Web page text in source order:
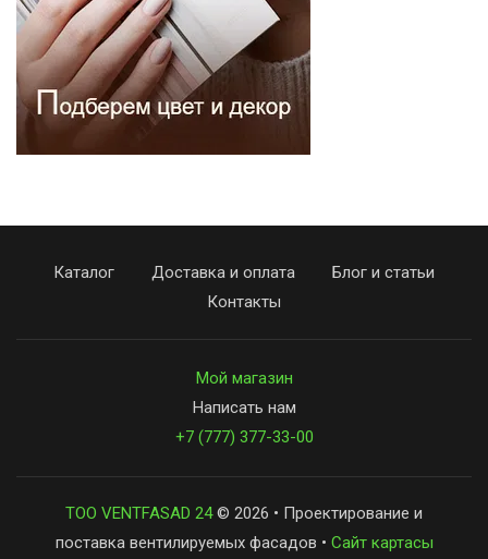
Каталог Доставка и оплата
Блог и статьи
Контакты
Мой магазин
Написать нам
+7 (777) 377-33-00
ТОО VENTFASAD 24© 2026 • Проектирование и
поставка вентилируемых фасадов • Сайт картасы